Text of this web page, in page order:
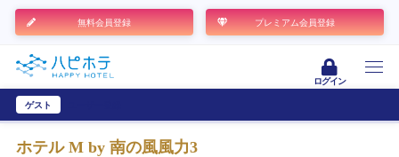
無料会員登録 プレミアム会員登録
ログイン
ゲスト
ホテル M by 南の風風力3